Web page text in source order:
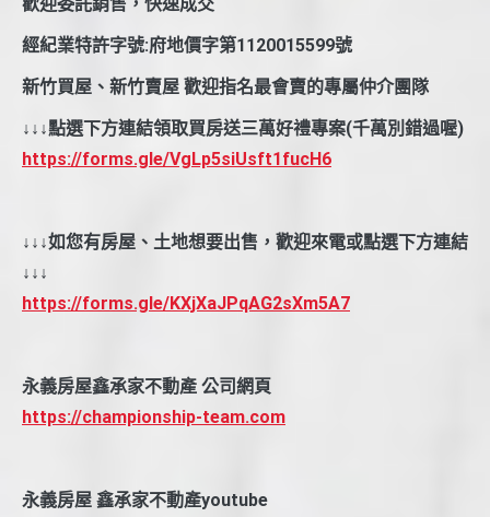
經紀業特許字號:府地價字第1120015599號
新竹買屋、新竹賣屋 歡迎指名最會賣的專屬仲介團隊
↓↓↓點選下方連結領取買房送三萬好禮專案(千萬別錯過喔)
https://forms.gle/VgLp5siUsft1fucH6
↓↓↓如您有房屋、土地想要出售，歡迎來電或點選下方連結
↓↓↓
https://forms.gle/KXjXaJPqAG2sXm5A7
永義房屋鑫承家不動產 公司網頁
https://championship-team.com
永義房屋 鑫承家不動產youtube